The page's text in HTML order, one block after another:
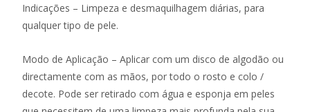
Indicações – Limpeza e desmaquilhagem diárias, para
qualquer tipo de pele.
Modo de Aplicação – Aplicar com um disco de algodão ou
directamente com as mãos, por todo o rosto e colo /
decote. Pode ser retirado com água e esponja em peles